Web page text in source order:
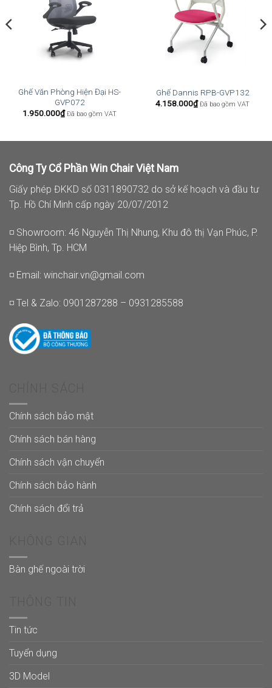
Ghế Văn Phòng Hiện Đại HS-
GVP072
1.950.000₫ Đã bao gồm VAT
Ghế Dannis RPB-GVP132
4.158.000₫ Đã bao gồm VAT
Công Ty Cổ Phần Win Chair Việt Nam
Giấy phép ĐKKD số 0311890732 do sở kế hoạch và đầu tư
Tp. Hồ Chí Minh cấp ngày 20/07/2012
◽ Showroom: 46 Nguyễn Thị Nhung, Khu đô thị Vạn Phúc, P.
Hiệp Bình, Tp. HCM
◽ Email: winchair.vn@gmail.com
◽ Tel & Zalo: 0901287288 – 0931285588
Chính sách bảo mật
Chính sách bán hàng
Chính sách vận chuyển
Chính sách bảo hành
Chính sách đổi trả
Bàn ghế ngoài trời
Tin tức
Tuyển dụng
3D Model